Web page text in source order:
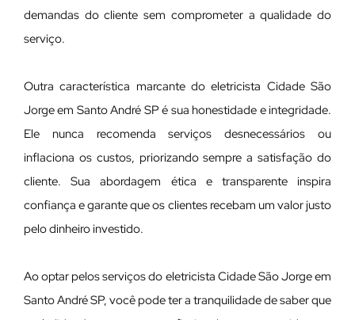
demandas do cliente sem comprometer a qualidade do
serviço.
Outra característica marcante do eletricista Cidade São
Jorge em Santo André SP é sua honestidade e integridade.
Ele nunca recomenda serviços desnecessários ou
inflaciona os custos, priorizando sempre a satisfação do
cliente. Sua abordagem ética e transparente inspira
confiança e garante que os clientes recebam um valor justo
pelo dinheiro investido.
Ao optar pelos serviços do eletricista Cidade São Jorge em
Santo André SP, você pode ter a tranquilidade de saber que